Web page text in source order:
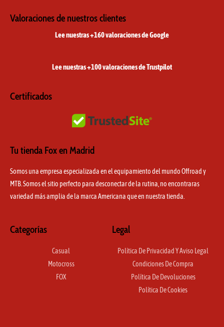
t
g
a
e
b
o
k
o
k
Valoraciones de nuestros clientes
Lee nuestras +160 valoraciones de Google
Lee nuestras +100 valoraciones de Trustpilot
Certificados
Tu tienda Fox en Madrid
Somos una empresa especializada en el equipamiento del mundo Offroad y
MTB. Somos el sitio perfecto para desconectar de la rutina, no encontraras
variedad más amplia de la marca Americana que en nuestra tienda.
Categorías
Casual
Motocross
FOX
Legal
Política De Privacidad Y Aviso Legal
Condiciones De Compra
Política De Devoluciones
Política De Cookies